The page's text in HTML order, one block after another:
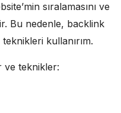
sıralamasını ve
Bu nedenle, backlink
kullanırım.
ve teknikler: